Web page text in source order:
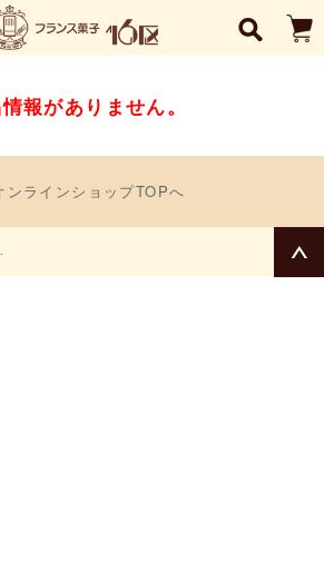
報がありません。
ンラインショップTOPへ